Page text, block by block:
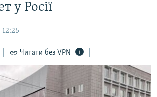
у Росії
Читати без VPN